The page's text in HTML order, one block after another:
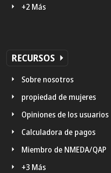
+2 Más
RECURSOS
Sobre nosotros
propiedad de mujeres
Opiniones de los usuarios
Calculadora de pagos
Miembro de NMEDA/QAP
+3 Más